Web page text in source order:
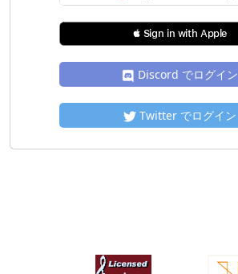
 Sign in with Apple
Discord でログイン
Twitter でログイン